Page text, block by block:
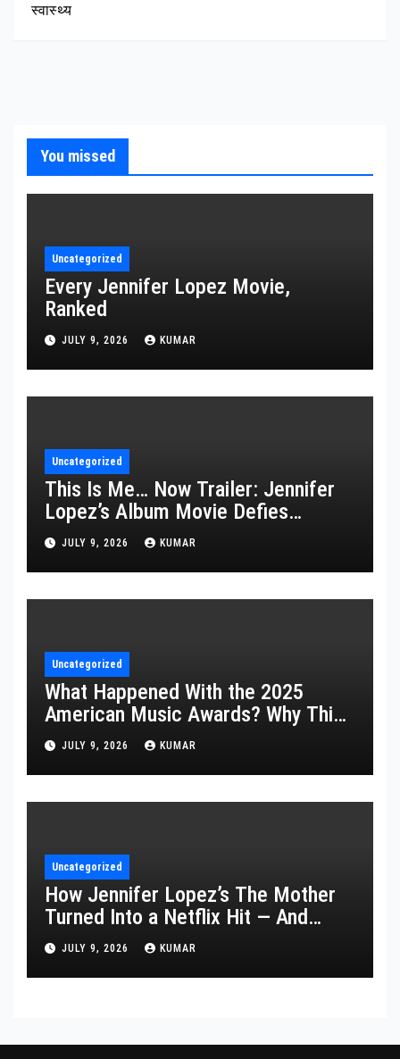
स्वास्थ्य
You missed
Uncategorized
Every Jennifer Lopez Movie,
Ranked
JULY 9, 2026 KUMAR
Uncategorized
This Is Me… Now Trailer: Jennifer
Lopez’s Album Movie Defies
Description
JULY 9, 2026 KUMAR
Uncategorized
What Happened With the 2025
American Music Awards? Why This
Year’s Ceremony Fell Flat
JULY 9, 2026 KUMAR
Uncategorized
How Jennifer Lopez’s The Mother
Turned Into a Netflix Hit — And
What It Says About Her Staying
Power
JULY 9, 2026 KUMAR